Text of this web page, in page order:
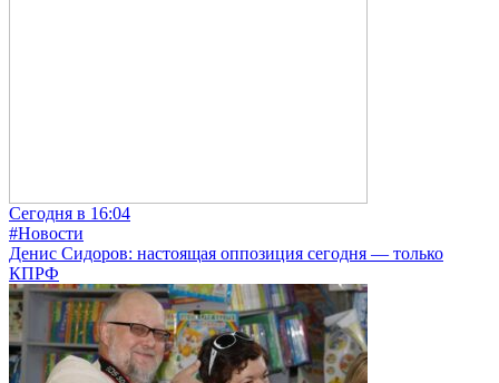
Сегодня в 16:04
#Новости
Денис Сидоров: настоящая оппозиция сегодня — только
КПРФ